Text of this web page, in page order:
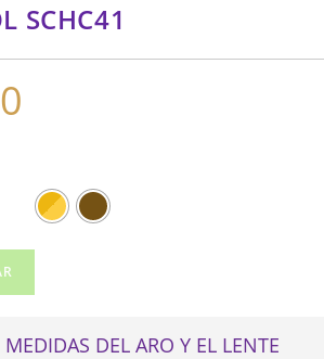
SCHC41
MEDIDAS DEL ARO Y EL LENTE